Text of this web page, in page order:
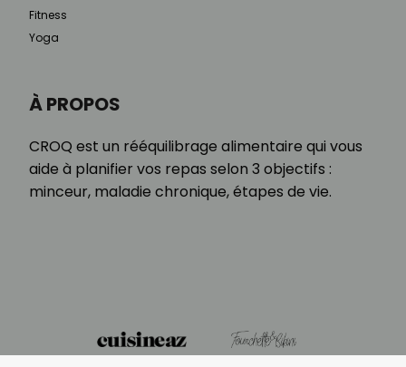
À PROPOS
CROQ est un rééquilibrage alimentaire qui vous
aide à planifier vos repas selon 3 objectifs :
minceur, maladie chronique, étapes de vie.
Fitness
Yoga